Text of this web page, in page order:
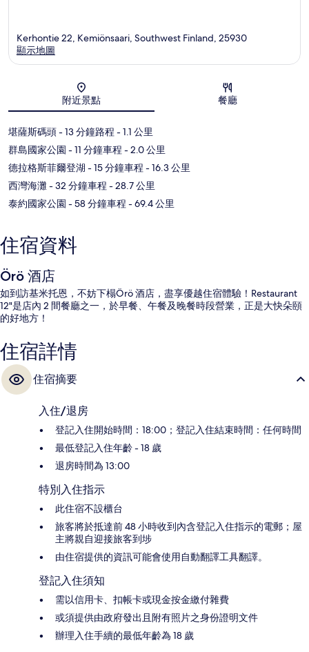
Kerhontie 22, Kemiönsaari, Southwest Finland, 25930
顯示地圖
附近景點 餐廳
堪薩斯碼頭- 13 分鐘路程 - 1.1 公里
群島國家公園 - 11 分鐘車程 - 2.0 公里
德拉格斯菲爾登湖 - 15 分鐘車程 - 16.3 公里
西灣海灘- 32 分鐘車程 - 28.7 公里
泰約國家公園 - 58 分鐘車程 - 69.4 公里
住宿資料
Örö 酒店
如到訪基米托恩，不妨下榻Örö 酒店，盡享優越住宿體驗！Restaurant
12"是店內 2 間餐廳之一，於早餐、午餐及晚餐時段營業，正是大快朵頤
的好地方！
住宿詳情
住宿摘要
入住/退房
登記入住開始時間：18:00；登記入住結束時間：任何時間
最低登記入住年齡 - 18 歲
退房時間為 13:00
特別入住指示
此住宿不設櫃台
旅客將於抵達前 48 小時收到內含登記入住指示的電郵；屋
主將親自迎接旅客到埗
由住宿提供的資訊可能會使用自動翻譯工具翻譯。
登記入住須知
需以信用卡、扣帳卡或現金按金繳付雜費
或須提供由政府發出且附有照片之身份證明文件
辦理入住手續的最低年齡為 18 歲